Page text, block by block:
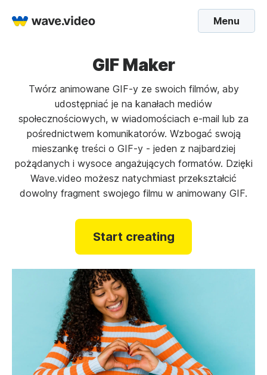
Menu
GIF Maker
Twórz animowane GIF-y ze swoich filmów, aby
udostępniać je na kanałach mediów
społecznościowych, w wiadomościach e-mail lub za
pośrednictwem komunikatorów. Wzbogać swoją
mieszankę treści o GIF-y - jeden z najbardziej
pożądanych i wysoce angażujących formatów. Dzięki
Wave.video możesz natychmiast przekształcić
dowolny fragment swojego filmu w animowany GIF.
Start creating